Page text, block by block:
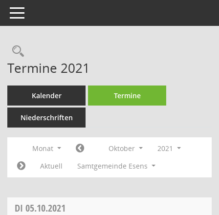
Toggle navigation
Rechercheauswahl
Termine 2021
Kalender Termine
Niederschriften
Monat Oktober
2021
Aktuell
Samtgemeinde Esens
DI 05.10.2021